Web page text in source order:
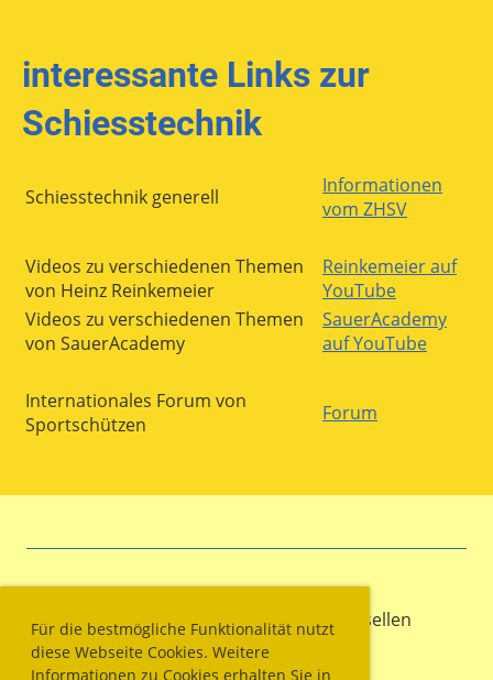
Für die bestmögliche Funktionalität nutzt
diese Webseite Cookies. Weitere
Informationen zu Cookies erhalten Sie in
interessante Links zur
Schiesstechnik
Schiesstechnik generell
Informationen
vom ZHSV
Videos zu verschiedenen Themen
von Heinz Reinkemeier
Reinkemeier auf
YouTube
Videos zu verschiedenen Themen
von SauerAcademy
SauerAcademy
auf YouTube
Internationales Forum von
Sportschützen
Forum
© Sportschützengesellschaft Wallisellen